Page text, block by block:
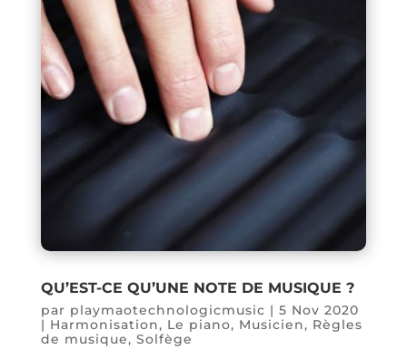
QU’EST-CE QU’UNE NOTE DE MUSIQUE ?
par playmaotechnologicmusic | 5 Nov 2020
| Harmonisation, Le piano, Musicien, Règles
de musique, Solfège